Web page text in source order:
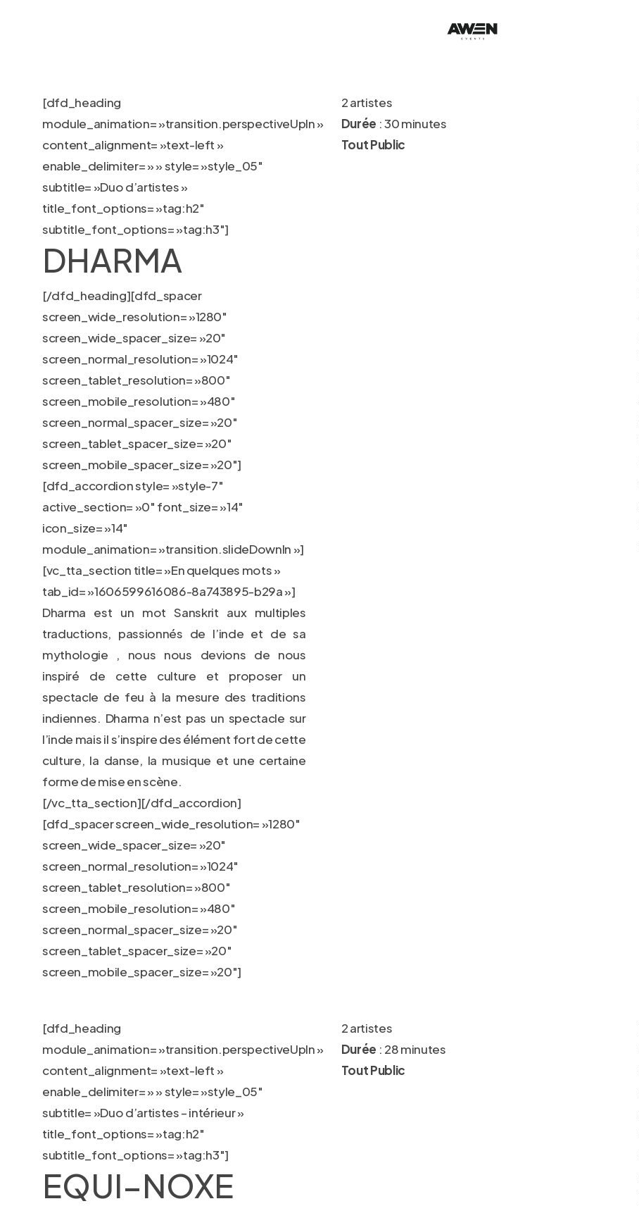
[dfd_heading
module_animation= »transition.perspectiveUpIn »
content_alignment= »text-left »
enable_delimiter= » » style= »style_05″
subtitle= »Duo d’artistes »
title_font_options= »tag:h2″
subtitle_font_options= »tag:h3″]
DHARMA
[/dfd_heading][dfd_spacer
screen_wide_resolution= »1280″
screen_wide_spacer_size= »20″
screen_normal_resolution= »1024″
screen_tablet_resolution= »800″
screen_mobile_resolution= »480″
screen_normal_spacer_size= »20″
screen_tablet_spacer_size= »20″
screen_mobile_spacer_size= »20″]
[dfd_accordion style= »style-7″
active_section= »0″ font_size= »14″
icon_size= »14″
module_animation= »transition.slideDownIn »]
[vc_tta_section title= »En quelques mots »
tab_id= »1606599616086-8a743895-b29a »]
Dharma est un mot Sanskrit aux multiples
traductions, passionnés de l’inde et de sa
mythologie , nous nous devions de nous
inspiré de cette culture et proposer un
spectacle de feu à la mesure des traditions
indiennes. Dharma n’est pas un spectacle sur
l’inde mais il s’inspire des élément fort de cette
culture, la danse, la musique et une certaine
forme de mise en scène.
[/vc_tta_section][/dfd_accordion]
[dfd_spacer screen_wide_resolution= »1280″
screen_wide_spacer_size= »20″
screen_normal_resolution= »1024″
screen_tablet_resolution= »800″
screen_mobile_resolution= »480″
screen_normal_spacer_size= »20″
screen_tablet_spacer_size= »20″
screen_mobile_spacer_size= »20″]
2 artistes
Durée : 30 minutes
Tout Public
[dfd_heading
module_animation= »transition.perspectiveUpIn »
content_alignment= »text-left »
enable_delimiter= » » style= »style_05″
subtitle= »Duo d’artistes – intérieur »
title_font_options= »tag:h2″
subtitle_font_options= »tag:h3″]
EQUI–NOXE
2 artistes
Durée : 28 minutes
Tout Public